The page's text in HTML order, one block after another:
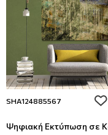
SHA124885567
Ψηφιακή Εκτύπωση σε